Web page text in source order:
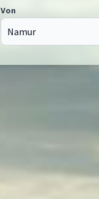
Von